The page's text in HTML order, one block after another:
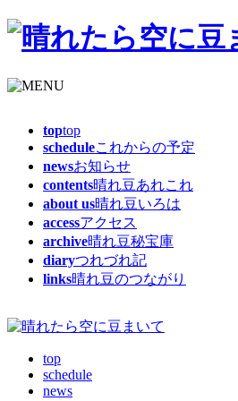
toptop
scheduleこれからの予定
newsお知らせ
contents晴れ豆あれこれ
about us晴れ豆いろは
accessアクセス
archive晴れ豆秘宝庫
diaryつれづれ記
links晴れ豆のつながり
top
schedule
news